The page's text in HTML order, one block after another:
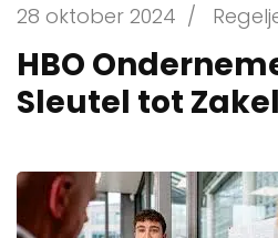
28 oktober 2024 /
HBO
Sleutel tot